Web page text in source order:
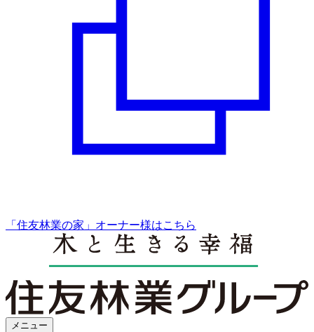
「住友林業の家」オーナー様はこちら
メニュー